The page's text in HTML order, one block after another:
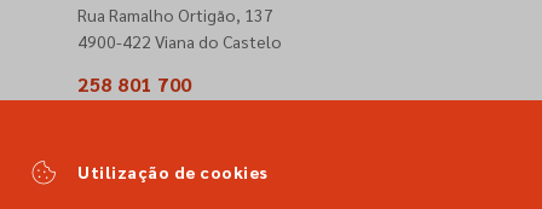
Rua Ramalho Ortigão, 137
4900-422 Viana do Castelo
258 801 700
comercial@dimacer.com
Utilização de cookies